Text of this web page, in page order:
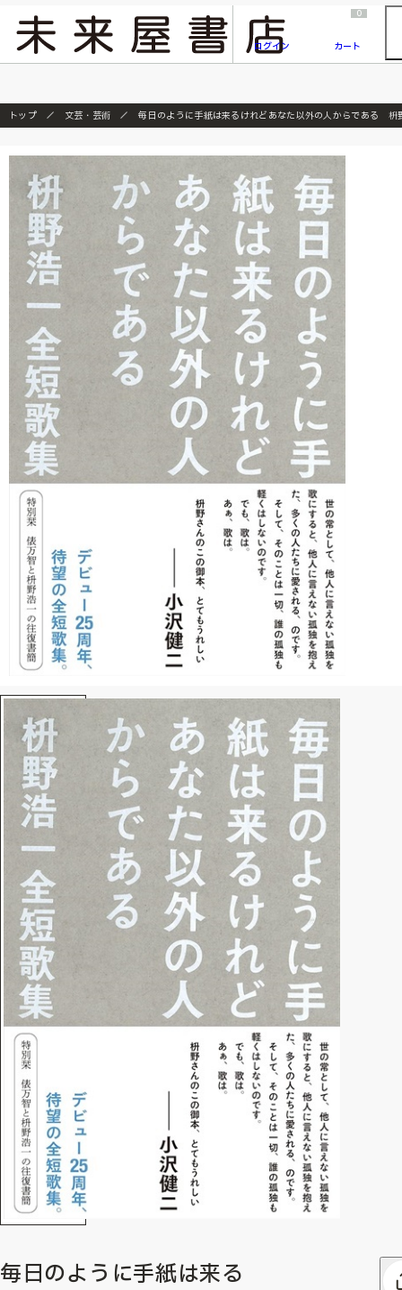
『ONE PIECE magazine 021 ONE PIECEカード付き同梱版』発売延期のご案内
ログイン
0
カート
トップ 文芸・芸術 毎日のように手紙は来るけれどあなた以外の人からである 枡
毎日のように手紙は来る